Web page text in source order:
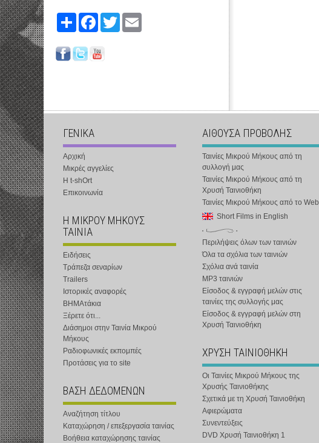
Share FacebookTwitter
ΓΕΝΙΚΑ
Αρχική
Μικρές αγγελίες
Η t-shOrt
Επικοινωνία
Η ΜΙΚΡΟΥ ΜΗΚΟΥΣ
ΤΑΙΝΙΑ
Ειδήσεις
Τράπεζα σεναρίων
Trailers
Ιστορικές αναφορές
ΒΗΜΑτάκια
Ξέρετε ότι...
Διάσημοι στην Ταινία Μικρού
Μήκους
Ραδιοφωνικές εκπομπές
Προτάσεις για το site
ΒΑΣΗ ΔΕΔΟΜΕΝΩΝ
Αναζήτηση τίτλου
Καταχώρηση / επεξεργασία ταινίας
Βοήθεια καταχώρησης ταινίας
ΑΙΘΟΥΣΑ ΠΡΟΒΟΛΗΣ
Ταινίες Μικρού Μήκους από τη
συλλογή μας
Ταινίες Μικρού Μήκους από τη
Χρυσή Ταινιοθήκη
Ταινίες Μικρού Μήκους από το Web
Short Films in English
Περιλήψεις όλων των ταινιών
Όλα τα σχόλια των ταινιών
Σχόλια ανά ταινία
MP3 ταινιών
Είσοδος & εγγραφή μελών στις
ταινίες της συλλογής μας
Είσοδος & εγγραφή μελών στη
Χρυσή Ταινιοθήκη
ΧΡΥΣΗ ΤΑΙΝΙΟΘΗΚΗ
Οι Ταινίες Μικρού Μήκους της
Χρυσής Ταινιοθήκης
Σχετικά με τη Χρυσή Ταινιοθήκη
Αφιερώματα
Συνεντεύξεις
DVD Χρυσή Ταινιοθήκη 1